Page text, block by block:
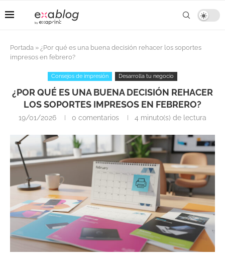
Portada » ¿Por qué es una buena decisión rehacer los soportes
impresos en febrero?
Consejos de impresión Desarrolla tu negocio
¿POR QUÉ ES UNA BUENA DECISIÓN REHACER
LOS SOPORTES IMPRESOS EN FEBRERO?
19/01/2026 0 comentarios 4 minuto(s) de lectura